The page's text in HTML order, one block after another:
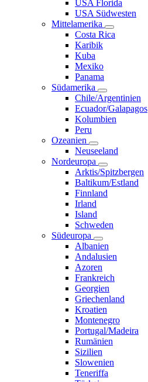
USA Florida
USA Südwesten
Mittelamerika
Costa Rica
Karibik
Kuba
Mexiko
Panama
Südamerika
Chile/Argentinien
Ecuador/Galapagos
Kolumbien
Peru
Ozeanien
Neuseeland
Nordeuropa
Arktis/Spitzbergen
Baltikum/Estland
Finnland
Irland
Island
Schweden
Südeuropa
Albanien
Andalusien
Azoren
Frankreich
Georgien
Griechenland
Kroatien
Montenegro
Portugal/Madeira
Rumänien
Sizilien
Slowenien
Teneriffa